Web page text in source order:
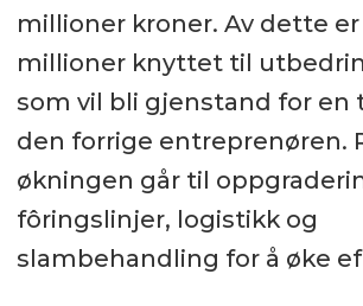
millioner kroner. Av dette er
millioner knyttet til
som vil bli gjenstand for en
den forrige entreprenøren.
økningen går til
fôringslinjer, logistikk og
slambehandling for å øke